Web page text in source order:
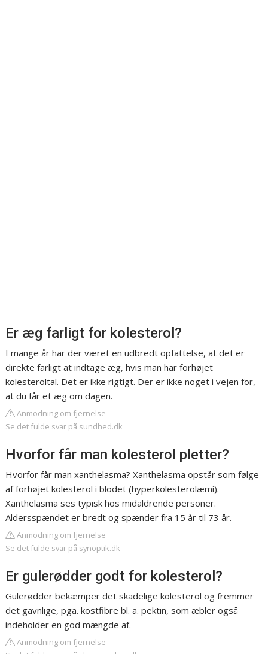
Er æg farligt for kolesterol?
I mange år har der været en udbredt opfattelse, at det er
direkte farligt at indtage æg, hvis man har forhøjet
kolesteroltal. Det er ikke rigtigt. Der er ikke noget i vejen for,
at du får et æg om dagen.
Anmodning om fjernelse
Se det fulde svar på sundhed.dk
Hvorfor får man kolesterol pletter?
Hvorfor får man xanthelasma? Xanthelasma opstår som følge
af forhøjet kolesterol i blodet (hyperkolesterolæmi).
Xanthelasma ses typisk hos midaldrende personer.
Aldersspændet er bredt og spænder fra 15 år til 73 år.
Anmodning om fjernelse
Se det fulde svar på synoptik.dk
Er gulerødder godt for kolesterol?
Gulerødder bekæmper det skadelige kolesterol og fremmer
det gavnlige, pga. kostfibre bl. a. pektin, som æbler også
indeholder en god mængde af.
Anmodning om fjernelse